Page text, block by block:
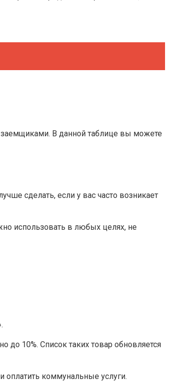
заемщиками. В данной таблице вы можете
сделать, если у вас часто возникает
использовать в любых целях, не
10%. Список таких товар обновляется
коммунальные услуги.